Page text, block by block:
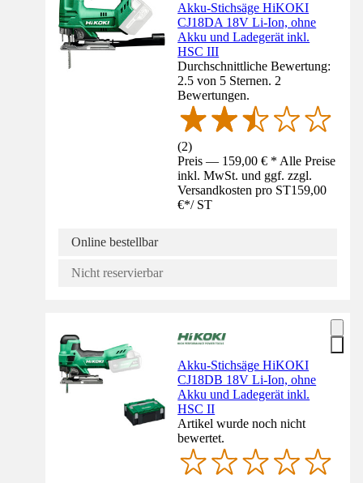
Akku-Stichsäge HiKOKI
CJ18DA 18V Li-Ion, ohne
Akku und Ladegerät inkl.
HSC III
Durchschnittliche Bewertung:
2.5 von 5 Sternen. 2
Bewertungen.
(2)
Preis — 159,00 € * Alle Preise
inkl. MwSt. und ggf. zzgl.
Versandkosten pro ST159,00
€*/ ST
Online bestellbar
Nicht reservierbar
Akku-Stichsäge HiKOKI
CJ18DB 18V Li-Ion, ohne
Akku und Ladegerät inkl.
HSC II
Artikel wurde noch nicht
bewertet.